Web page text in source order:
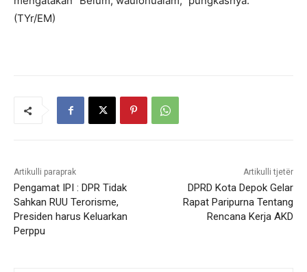
(TYr/EM)
Artikulli paraprak
Pengamat IPI : DPR Tidak
Sahkan RUU Terorisme,
Presiden harus Keluarkan
Perppu
Artikulli tjetër
DPRD Kota Depok Gelar
Rapat Paripurna Tentang
Rencana Kerja AKD